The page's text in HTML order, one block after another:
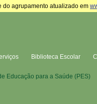
do agrupamento atualizado em
Biblioteca Escolar
Educação para a Saúde (PES)